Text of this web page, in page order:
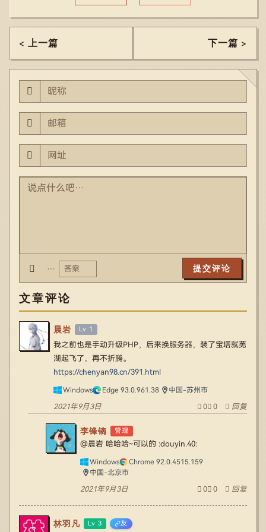
< 上一篇 下一篇 >
…
文章评论
晨岩 Lv 1
我之前也是手动升级PHP，后来换服务器，装了宝塔就芜
湖起飞了，再不折腾。
https://chenyan98.cn/391.html
Windows Edge 93.0.961.38 中国-苏州市
2021年9月3日 0 0 回复
李锋镝 管理
@晨岩 哈哈哈~可以的 :douyin.40:
Windows
Chrome 92.0.4515.159
中国-北京市
2021年9月3日 0 0 回复
林羽凡 Lv 3 友